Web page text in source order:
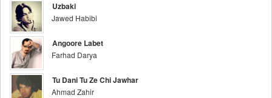
Uzbaki
Jawed Habibi
Angoore Labet
Farhad Darya
Tu Dani Tu Ze Chi Jawhar
Ahmad Zahir